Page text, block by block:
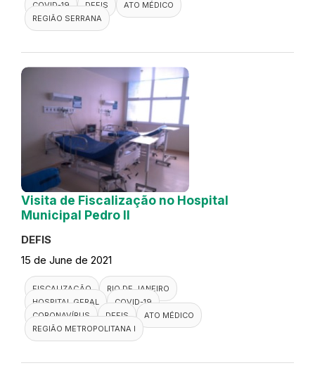
COVID-19 DEFIS
ATO MÉDICO
REGIÃO SERRANA
Visita de Fiscalização no Hospital
Municipal Pedro II
DEFIS
15 de June de 2021
FISCALIZAÇÃO
RIO DE JANEIRO
HOSPITAL GERAL
COVID-19
CORONAVÍRUS
DEFIS
ATO MÉDICO
REGIÃO METROPOLITANA I